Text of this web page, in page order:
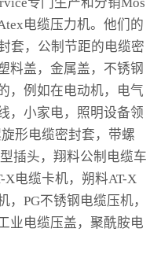
电缆压力机。他们的
套，公制节距的电缆密
料盖，金属盖，不锈钢
，例如在电动机，电气
，小家电，照明设备领
形电缆密封套，带螺
插头，翔料公制电缆车
X电缆卡机，朔料AT-X
PG不锈钢电缆压机，
业电缆压盖，聚酰胺电